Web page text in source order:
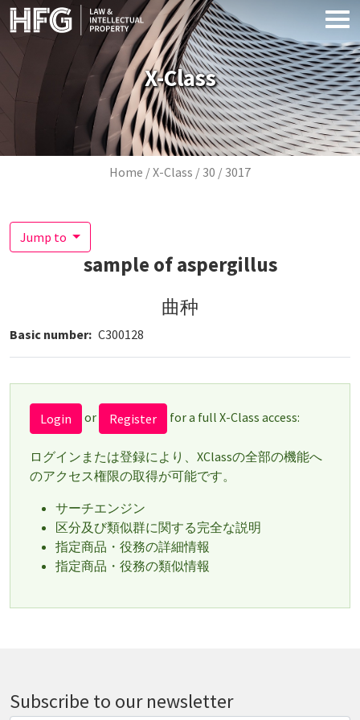
Skip to main content
X-Class
Breadcrumb
Home X-Class 30 3017
Jump to
sample of aspergillus
曲种
Basic number C300128
Login or Register for a full X-Class access:
ログインまたは登録により、XClassの全部の機能へ
のアクセス権限の取得が可能です。
サーチエンジン
区分及び類似群に関する完全な説明
指定商品・役務の詳細情報
指定商品・役務の類似情報
Subscribe to our newsletter